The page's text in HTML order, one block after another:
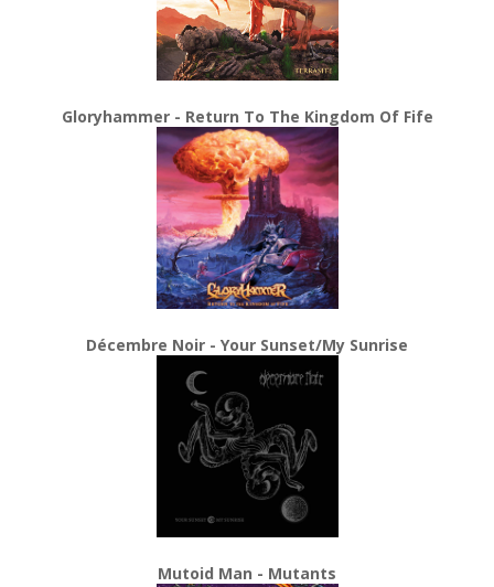
Gloryhammer - Return To The Kingdom Of Fife
Décembre Noir - Your Sunset/My Sunrise
Mutoid Man - Mutants